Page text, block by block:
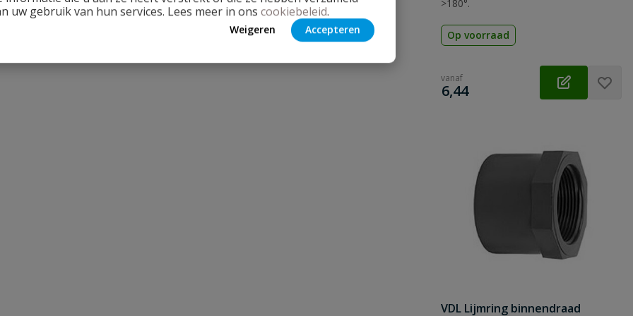
uw gebruik van hun services. Lees meer in ons cookiebeleid.
Weigeren Accepteren
>180°.
Op voorraad
vanaf
€
6,44
VDL Lijmring binnendraad